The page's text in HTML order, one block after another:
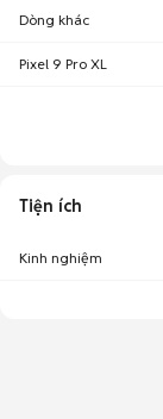
Dòng khác
Pixel 9 Pro XL
Tiện ích
Kinh nghiệm